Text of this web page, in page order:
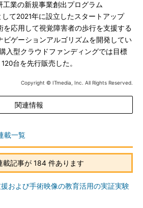
業の新規事業創出プログラム
して2021年に設立したスタートアップ
を応用して視覚障害者の歩行を支援する
ビゲーションアルゴリズムを開発してい
入型クラウドファンディングでは目標
台を先行販売した。
Copyright © ITmedia, Inc. All Rights Reserved.
関連情報
載一覧
載記事が 184 件あります
および手術映像の教育活用の実証実験